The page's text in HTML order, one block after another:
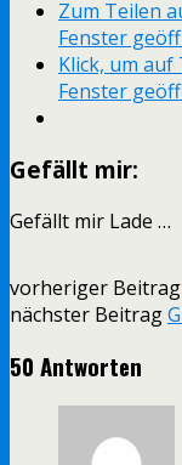
Zum Teilen
Fenster
Klick, um
Fenster
Gefällt mir:
Gefällt mir Lade …
vorheriger Beitrag
nächster Beitrag
50 Antworten